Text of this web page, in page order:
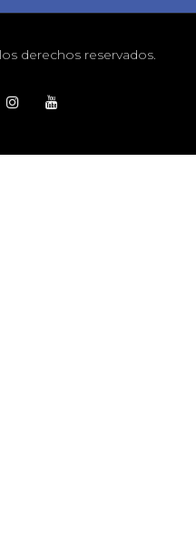
derechos reservados.